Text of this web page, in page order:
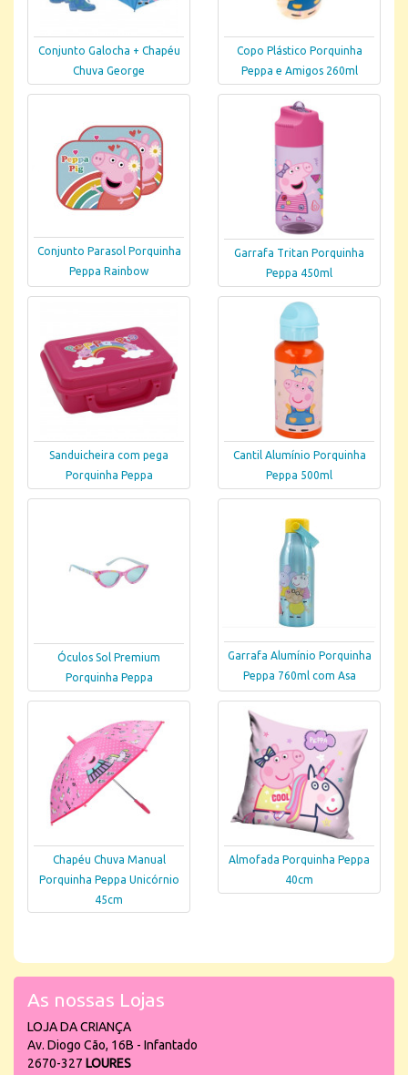
Conjunto Galocha + Chapéu
Chuva George
Copo Plástico Porquinha
Peppa e Amigos 260ml
Conjunto Parasol Porquinha
Peppa Rainbow
Garrafa Tritan Porquinha
Peppa 450ml
Sanduicheira com pega
Porquinha Peppa
Cantil Alumínio Porquinha
Peppa 500ml
Óculos Sol Premium
Porquinha Peppa
Garrafa Alumínio Porquinha
Peppa 760ml com Asa
Chapéu Chuva Manual
Porquinha Peppa Unicórnio
45cm
Almofada Porquinha Peppa
40cm
As nossas Lojas
LOJA DA CRIANÇA
Av. Diogo Cão, 16B - Infantado
2670-327 LOURES